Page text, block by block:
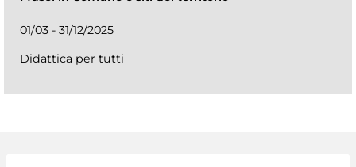
01/03 - 31/12/2025
Didattica per tutti